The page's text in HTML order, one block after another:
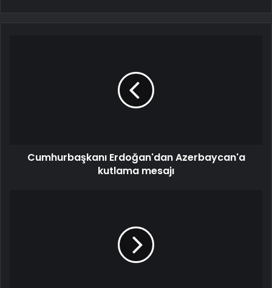
Cumhurbaşkanı Erdoğan'dan Azerbaycan'a
kutlama mesajı